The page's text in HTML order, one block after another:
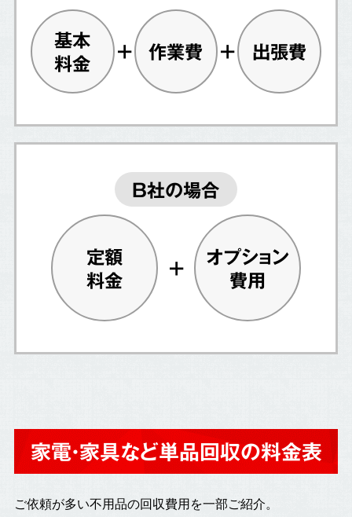
基本
料金
作業費 出張費
B社の場合
定額
料金
オプション
費用
家電・家具など単品回収の料金表
ご依頼が多い不用品の回収費用を一部ご紹介。